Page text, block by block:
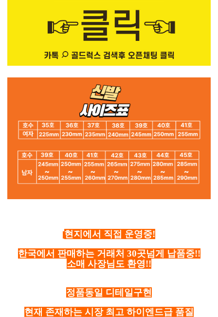
현지에서 직접 운영중!
한국에서 판매하는 거래처 30곳넘게 납품중!!
소매 사장님도 환영!!
정품동일 디테일구현
현재 존재하는 시장 최고 하이엔드급 품질